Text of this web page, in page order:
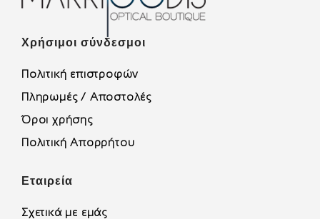
Χρήσιμοι σύνδεσμοι
Πολιτική επιστροφών
Πληρωμές / Αποστολές
Όροι χρήσης
Πολιτική Απορρήτου
Εταιρεία
Σχετικά με εμάς